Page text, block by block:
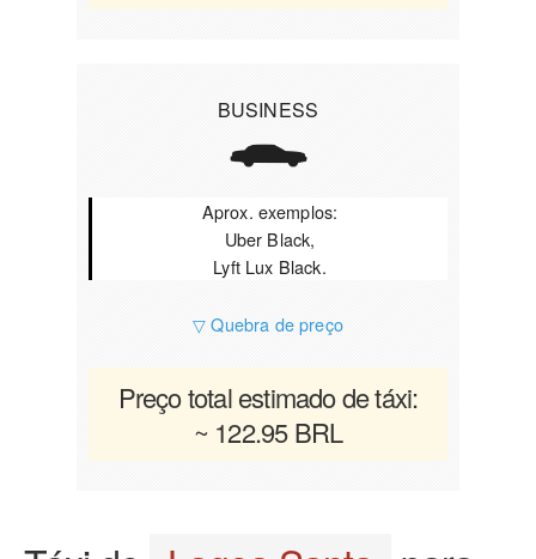
BUSINESS
Aprox. exemplos:
Uber Black,
Lyft Lux Black.
▽ Quebra de preço
Preço total estimado de táxi:
~ 122.95 BRL